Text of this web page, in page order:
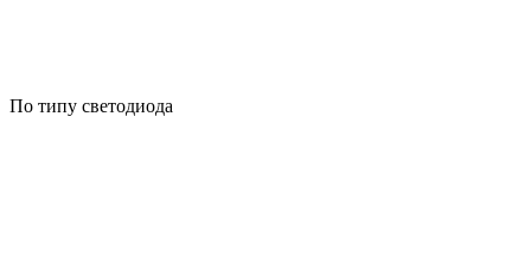
По типу светодиода